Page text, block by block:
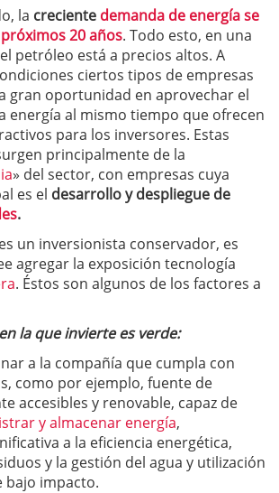
la creciente demanda de energía se
20 años. Todo esto, en una
petróleo está a precios altos. A
ciertos tipos de empresas
gran oportunidad en aprovechar el
energía al mismo tiempo que ofrecen
para los inversores. Estas
principalmente de la
» del sector, con empresas cuya
es el desarrollo y despliegue de
.
un inversionista conservador, es
agregar la exposición tecnología
. Éstos son algunos de los factores a
la que invierte es verde:
a la compañía que cumpla con
como por ejemplo, fuente de
accesibles y renovable, capaz de
y almacenar energía,
a la eficiencia energética,
y la gestión del agua y utilización
bajo impacto.